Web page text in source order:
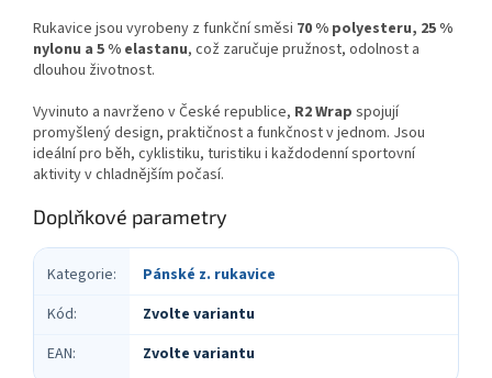
Rukavice jsou vyrobeny z funkční směsi 70 % polyesteru, 25 %
nylonu a 5 % elastanu, což zaručuje pružnost, odolnost a
dlouhou životnost.
Vyvinuto a navrženo v České republice, R2 Wrap spojují
promyšlený design, praktičnost a funkčnost v jednom. Jsou
ideální pro běh, cyklistiku, turistiku i každodenní sportovní
aktivity v chladnějším počasí.
Doplňkové parametry
Kategorie:
Pánské z. rukavice
Kód:
Zvolte variantu
EAN: Zvolte variantu